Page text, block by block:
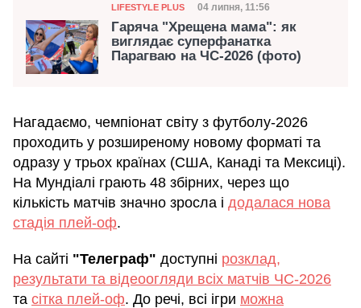
Категорія
LIFESTYLE PLUS Дата публікації
04 липня, 11:56
Гаряча "Хрещена мама": як
виглядає суперфанатка
Парагваю на ЧС-2026 (фото)
Нагадаємо, чемпіонат світу з футболу-2026
проходить у розширеному новому форматі та
одразу у трьох країнах (США, Канаді та Мексиці).
На Мундіалі грають 48 збірних, через що
кількість матчів значно зросла і додалася нова
стадія плей-оф.
На сайті "Телеграф" доступні розклад,
результати та відеоогляди всіх матчів ЧС-2026
та сітка плей-оф. До речі, всі ігри можна